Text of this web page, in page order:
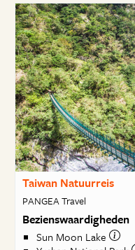
Taiwan Natuurreis
PANGEA Travel
Bezienswaardigheden
Sun Moon Lake